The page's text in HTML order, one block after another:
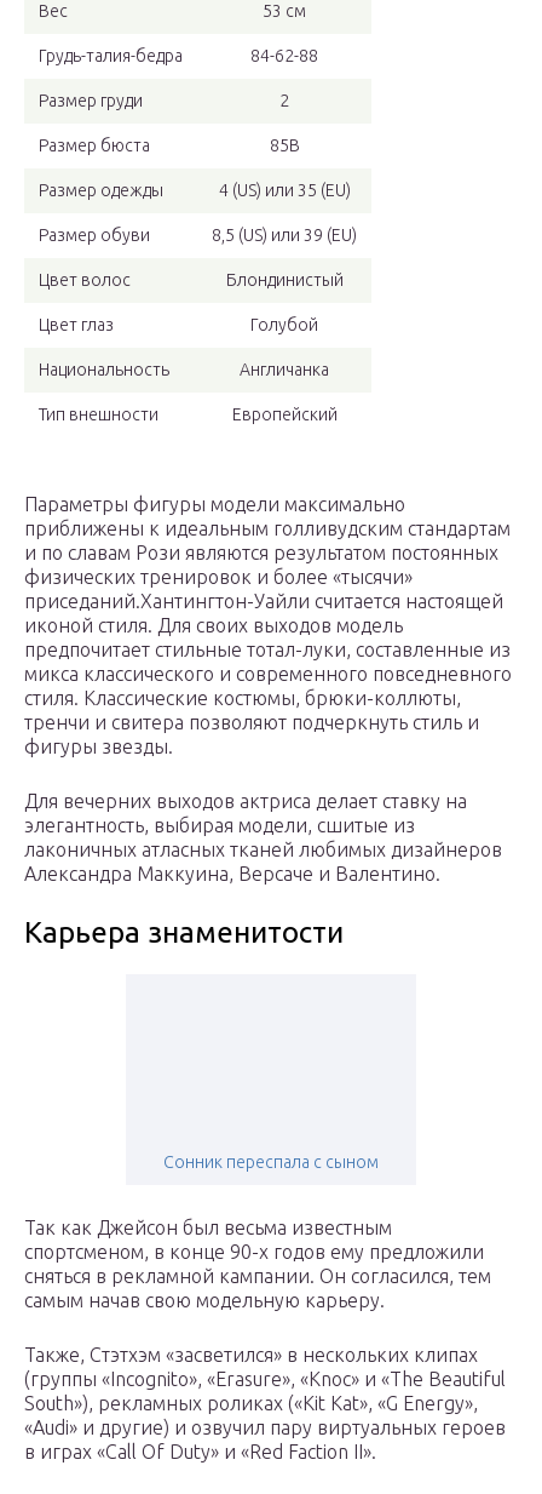
Вес 53 см
Грудь-талия-бедра 84-62-88
Размер груди 2
Размер бюста 85В
Размер одежды 4 (US) или 35 (EU)
Размер обуви 8,5 (US) или 39 (EU)
Цвет волос Блондинистый
Цвет глаз Голубой
Национальность Англичанка
Тип внешности Европейский
Параметры фигуры модели максимально
приближены к идеальным голливудским стандартам
и по славам Рози являются результатом постоянных
физических тренировок и более «тысячи»
приседаний.Хантингтон-Уайли считается настоящей
иконой стиля. Для своих выходов модель
предпочитает стильные тотал-луки, составленные из
микса классического и современного повседневного
стиля. Классические костюмы, брюки-коллюты,
тренчи и свитера позволяют подчеркнуть стиль и
фигуры звезды.
Для вечерних выходов актриса делает ставку на
элегантность, выбирая модели, сшитые из
лаконичных атласных тканей любимых дизайнеров
Александра Маккуина, Версаче и Валентино.
Карьера знаменитости
Сонник переспала с сыном
Так как Джейсон был весьма известным
спортсменом, в конце 90-х годов ему предложили
сняться в рекламной кампании. Он согласился, тем
самым начав свою модельную карьеру.
Также, Стэтхэм «засветился» в нескольких клипах
(группы «Incognito», «Erasure», «Knoc» и «The Beautiful
South»), рекламных роликах («Kit Kat», «G Energy»,
«Audi» и другие) и озвучил пару виртуальных героев
в играх «Call Of Duty» и «Red Faction II».